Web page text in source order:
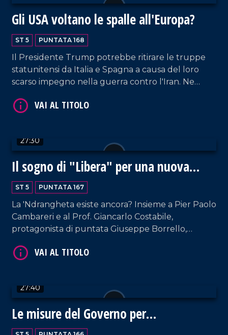
Gli USA voltano le spalle all'Europa?
ST 5 PUNTATA 168
Il Presidente Trump potrebbe ritirare le truppe
statunitensi da Italia e Spagna a causa del loro
scarso impegno nella guerra contro l'Iran. Ne
emerito di Scienza della Politica, e Marco
27:30
Il sogno di "Libera" per una nuova
Calabria
ST 5 PUNTATA 167
La 'Ndrangheta esiste ancora? Insieme a Pier Paolo
Cambareri e al Prof. Giancarlo Costabile,
protagonista di puntata Giuseppe Borrello,
provinciale durante lo scoppio dell'inchiesta
27:40
Le misure del Governo per
l'occupazione
VAI AL TITOLO
VAI AL TITOLO